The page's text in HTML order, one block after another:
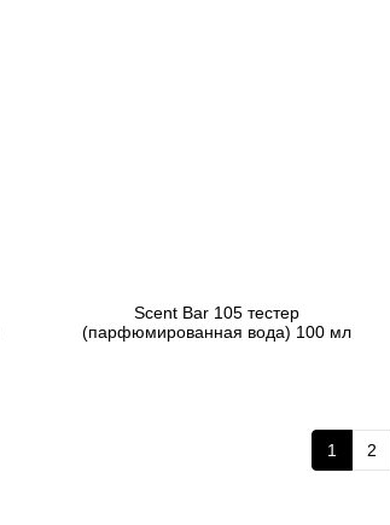
Scent Bar 105 тестер
(парфюмированная вода) 100 мл
1 2